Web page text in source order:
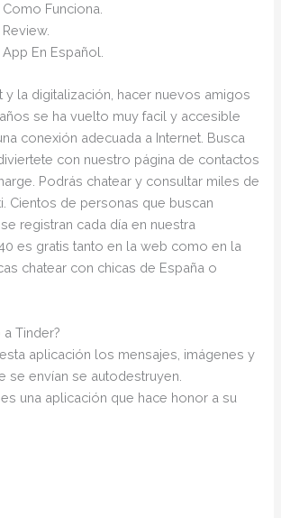
Funciona.
En Español.
y la digitalización, hacer nuevos amigos
se ha vuelto muy facil y accesible
conexión adecuada a Internet. Busca
con nuestro página de contactos
Podrás chatear y consultar miles de
Cientos de personas que buscan
registran cada día en nuestra
es gratis tanto en la web como en la
chatear con chicas de España o
Tinder?
esta aplicación los mensajes, imágenes y
se envían se autodestruyen.
es una aplicación que hace honor a su